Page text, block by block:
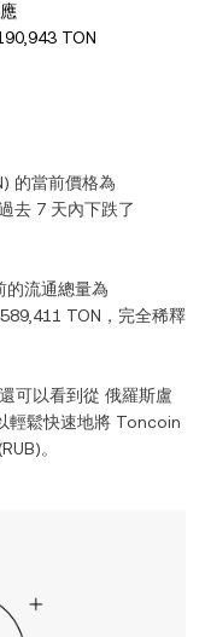
TON
) 的當前價格為
過去 7 天內下跌了
的流通總量為
TON ，完全稀釋
可以看到從 俄羅斯盧
輕鬆快速地將 Toncoin
RUB)。